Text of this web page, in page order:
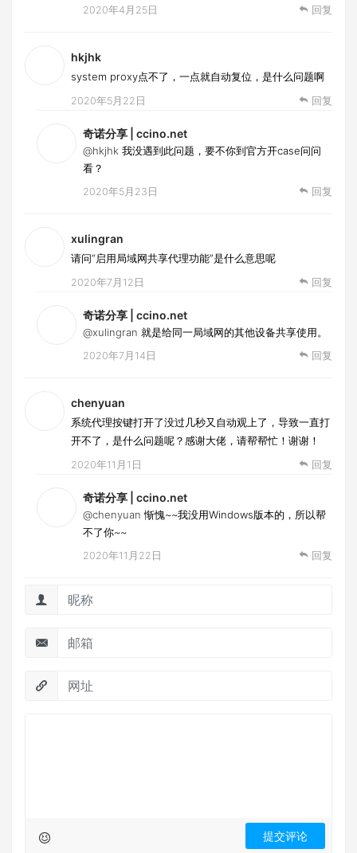
2020年4月25日 回复
hkjhk
system proxy点不了，一点就自动复位，是什么问题啊
2020年5月22日 回复
奇诺分享 | ccino.net
@hkjhk 我没遇到此问题，要不你到官方开case问问
看？
2020年5月23日 回复
xulingran
请问“启用局域网共享代理功能”是什么意思呢
2020年7月12日 回复
奇诺分享 | ccino.net
@xulingran 就是给同一局域网的其他设备共享使用。
2020年7月14日 回复
chenyuan
系统代理按键打开了没过几秒又自动观上了，导致一直打
开不了，是什么问题呢？感谢大佬，请帮帮忙！谢谢！
2020年11月1日 回复
奇诺分享 | ccino.net
@chenyuan 惭愧~~我没用Windows版本的，所以帮
不了你~~
2020年11月22日 回复